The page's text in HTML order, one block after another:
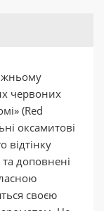
червоних
(Red
оксамитові
відтінку
доповнені
своєю